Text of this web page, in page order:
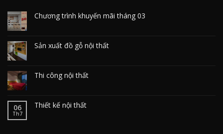
Chương trình khuyến mãi tháng 03
Sản xuất đồ gỗ nội thất
Thi công nội thất
06
Th7
Thiết kế nội thất